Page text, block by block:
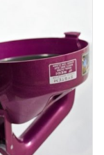
комментарий